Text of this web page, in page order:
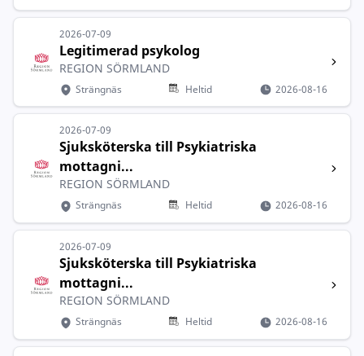
2026-07-09
Legitimerad psykolog
REGION SÖRMLAND
Strängnäs Heltid 2026-08-16
2026-07-09
Sjuksköterska till Psykiatriska
mottagni...
REGION SÖRMLAND
Strängnäs Heltid 2026-08-16
2026-07-09
Sjuksköterska till Psykiatriska
mottagni...
REGION SÖRMLAND
Strängnäs Heltid 2026-08-16